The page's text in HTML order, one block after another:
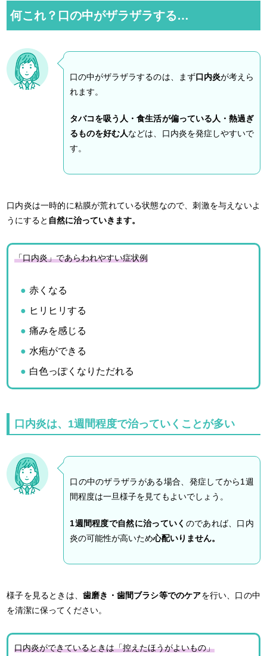
何これ？口の中がザラザラする…
口の中がザラザラするのは、まず口内炎が考えら
れます。
タバコを吸う人・食生活が偏っている人・熱過ぎ
るものを好む人などは、口内炎を発症しやすいで
す。
口内炎は一時的に粘膜が荒れている状態なので、刺激を与えないよ
うにすると 自然に治っていきます。
「口内炎」であらわれやすい症状例
赤くなる
ヒリヒリする
痛みを感じる
水疱ができる
白色っぽくなりただれる
口内炎は、1週間程度で治っていくことが多い
口の中のザラザラがある場合、発症してから1週
間程度は一旦様子を見てもよいでしょう。
1週間程度で自然に治っていく のであれば、口内
炎の可能性が高いため心配いりません。
様子を見るときは、 歯磨き・歯間ブラシ等でのケアを行い、口の中
を清潔に保ってください。
口内炎ができているときは「控えたほうがよいもの」